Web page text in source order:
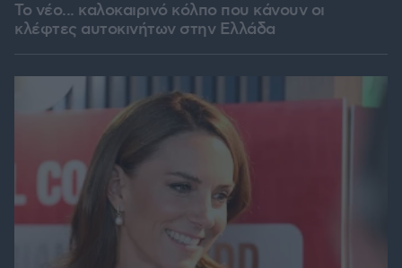
Το νέο... καλοκαιρινό κόλπο που κάνουν οι
κλέφτες αυτοκινήτων στην Ελλάδα